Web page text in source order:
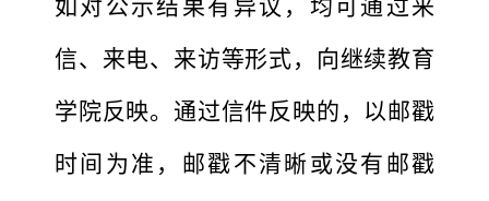
如对公示结果有异议，均可通过来
信、来电、来访等形式，向继续教育
学院反映。通过信件反映的，以邮戳
时间为准，邮戳不清晰或没有邮戳